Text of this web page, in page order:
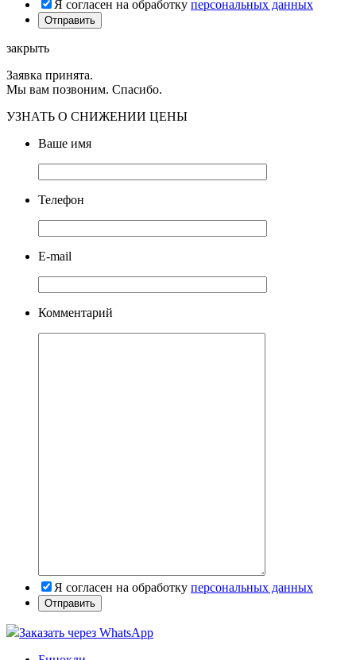
Я согласен на обработку персональных данных
закрыть
Заявка принята.
Мы вам позвоним. Спасибо.
УЗНАТЬ О СНИЖЕНИИ ЦЕНЫ
Ваше имя
Телефон
E-mail
Комментарий
Я согласен на обработку персональных данных
Заказать через WhatsApp